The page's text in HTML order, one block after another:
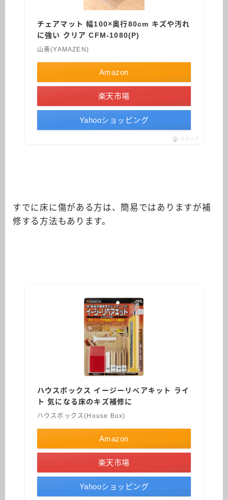
チェアマット 幅100×奥行80cm キズや汚れ
に強い クリア CFM-1080(P)
山善(YAMAZEN)
Amazon
楽天市場
Yahooショッピング
ポチップ
すでに床に傷がある方は、簡易ではありますが補
修する方法もあります。
ハウスボックス イージーリペアキット ライ
ト 気になる床のキズ補修に
ハウスボックス(House Box)
Amazon
楽天市場
Yahooショッピング